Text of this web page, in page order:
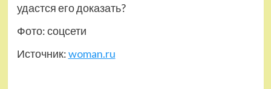
удастся его доказать?
Фото: соцсети
Источник:woman.ru